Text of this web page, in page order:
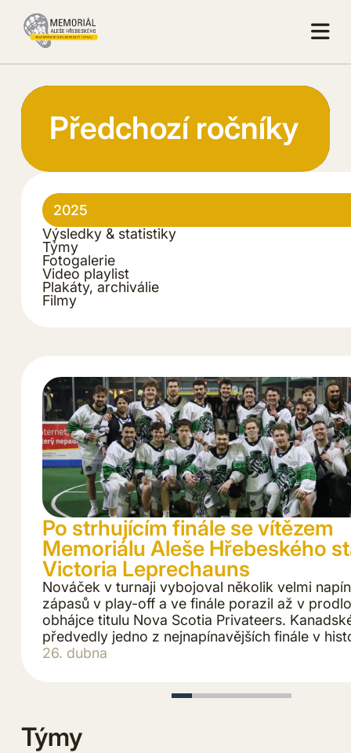
Předchozí ročníky
Výsledky & statistiky
Týmy
Fotogalerie
Video playlist
Plakáty, archiválie
Filmy
Po strhujícím finále se vítězem
Memoriálu Aleše Hřebeského
Victoria Leprechauns
Nováček v turnaji vybojoval několik velmi
zápasů v play-off a ve finále porazil až v
obhájce titulu Nova Scotia Privateers.
předvedly jedno z nejnapínavějších finále v
26. dubna
Týmy